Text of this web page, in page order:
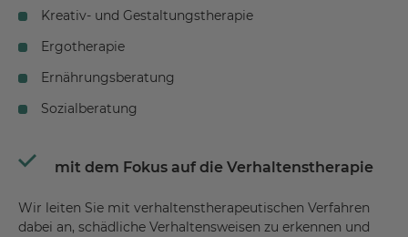
Kreativ- und Gestaltungstherapie
Ergotherapie
Ernährungsberatung
Sozialberatung
mit dem Fokus auf die Verhaltenstherapie
Wir leiten Sie mit verhaltenstherapeutischen Verfahren
dabei an, schädliche Verhaltensweisen zu erkennen und